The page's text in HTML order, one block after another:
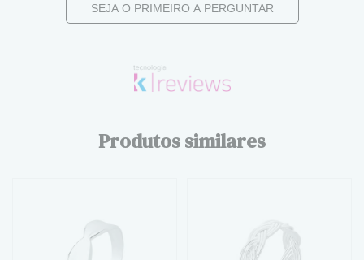
SEJA O PRIMEIRO A PERGUNTAR
Produtos similares